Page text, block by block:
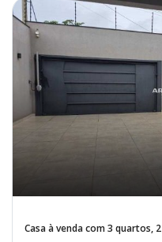
Casa à venda com 3 quartos,